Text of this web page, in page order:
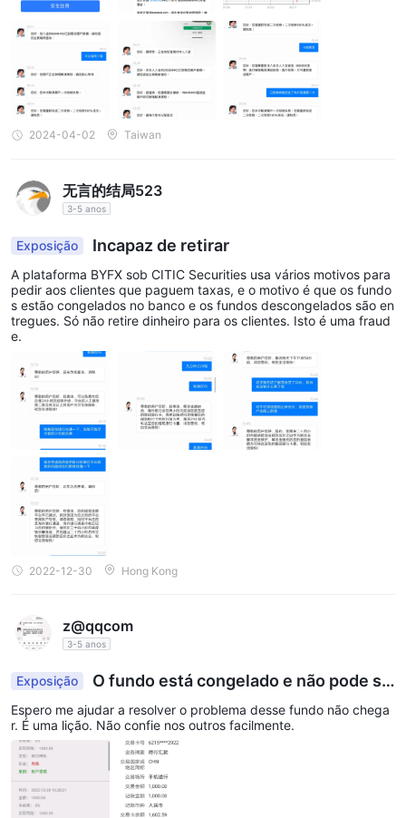
disse para ganhar mais dinheiro. Depois, ele me pediu para rece
ber o presente de recarga de 1 milhão do serviço ao cliente (dep
ois de transferir o dinheiro, ele me pediu para pedir ao serviço a
o cliente todos os presentes de recarga de uma vez). No dia se
guinte, senti que algo estava errado e queria sacar o dinheiro da
minha conta e devolver para ele. Naquela época, descobri que n
ão podia sacar o dinheiro e não podia devolver para ele. O servi
ço ao cliente explicou que eu tinha que completar a atividade de
bônus de recarga antes de poder sacar com sucesso, o que sig
elmente, disseram que minha conta estava congelada. O homem
de Hong Kong também disse que me ajudaria a resolver o proble
ma juntos e colocaria dinheiro nesta conta de câmbio estrangeir
a, e o dinheiro que ele transferiu também foi exibido na conta de
câmbio estrangeira. Eu também transferi dinheiro para ela apena
s para completar com sucesso a atividade de recarga. No entan
to, depois de completar a atividade, os saques ainda não eram
permitidos por várias razões...
2024-04-02 Taiwan
无言的结局523
3-5 anos
Exposição Incapaz de retirar
A plataforma BYFX sob CITIC Securities usa vários motivos para
pedir aos clientes que paguem taxas, e o motivo é que os fundo
s estão congelados no banco e os fundos descongelados são en
tregues. Só não retire dinheiro para os clientes. Isto é uma fraud
e.
2022-12-30 Hong Kong
z@qqcom
3-5 anos
Exposição
O fundo está congelado e não pode se
r retirado
Espero me ajudar a resolver o problema desse fundo não chega
r. É uma lição. Não confie nos outros facilmente.